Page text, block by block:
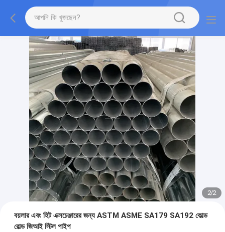
2/2
বয়লার এবং হিট এক্সচেঞ্জারের জন্য ASTM ASME SA179 SA192 কোল্ড
রোল্ড জিআই স্টিল পাইপ